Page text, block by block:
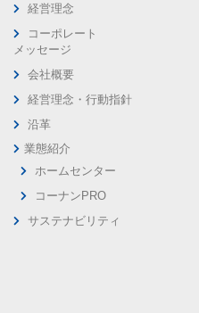
経営理念
コーポレート
メッセージ
会社概要
経営理念・行動指針
沿革
業態紹介
ホームセンター
コーナンPRO
サステナビリティ